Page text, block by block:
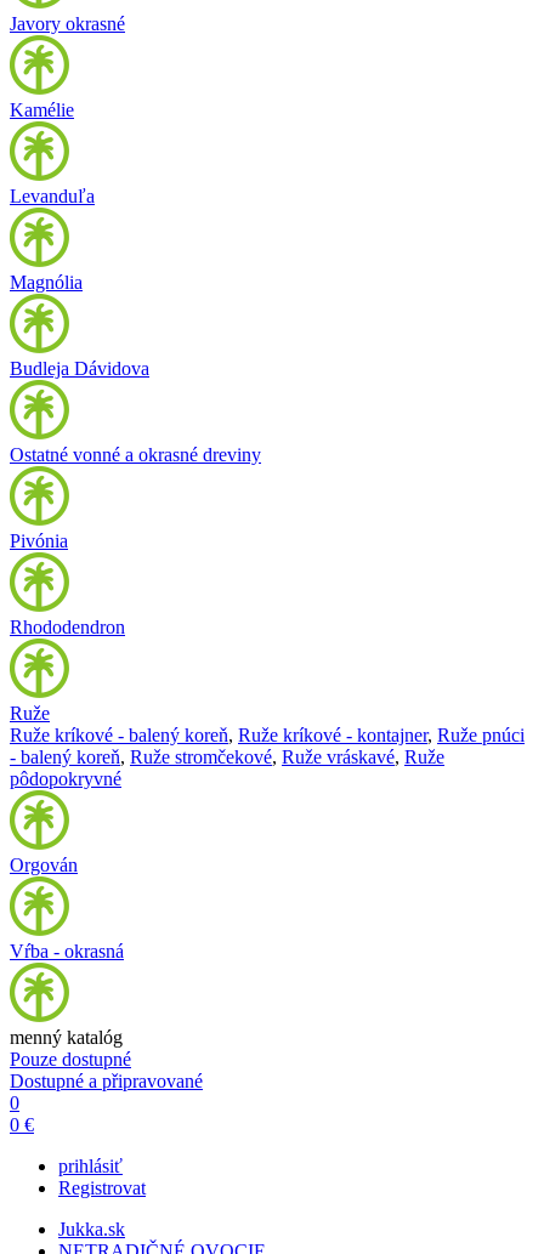
Javory okrasné
Kamélie
Levanduľa
Magnólia
Budleja Dávidova
Ostatné vonné a okrasné dreviny
Pivónia
Rhododendron
Ruže
Ruže kríkové - balený koreň, Ruže kríkové - kontajner, Ruže pnúci
- balený koreň, Ruže stromčekové, Ruže vráskavé, Ruže
pôdopokryvné
Orgován
Vŕba - okrasná
menný katalóg
Pouze dostupné
Dostupné a připravované
0
0 €
prihlásiť
Registrovat
Jukka.sk